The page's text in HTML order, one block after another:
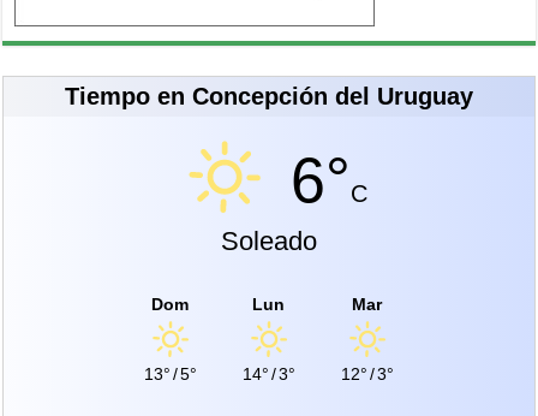
Tiempo en Concepción del Uruguay
6°C
Soleado
Dom
13°/5°
Lun
14°/3°
Mar
12°/3°